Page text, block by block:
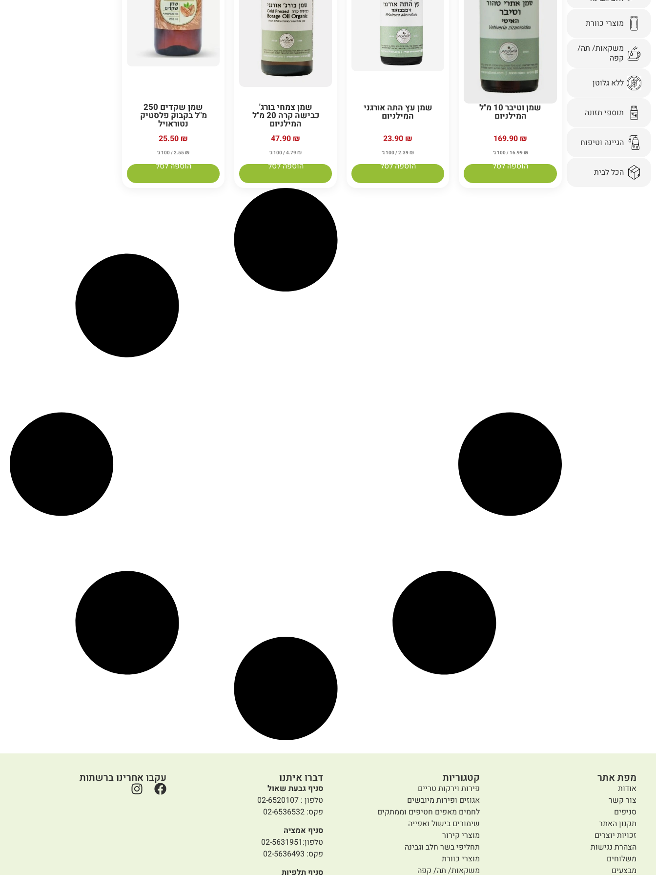
מוצרי כוורת
משקאות/ תה/
קפה
ללא גלוטן
תוספי תזונה
הגיינה וטיפוח
הכל לבית
שמן וטיבר 10 מ"ל
המילניום
169.90 ₪
16.99 ₪ / 100 ג׳
הוספה לסל
שמן עץ התה אורגני
המילניום
23.90 ₪
2.39₪ / 100 ג׳
הוספה לסל
שמן צמחי בורג'
כבישה קרה 20 מ"ל
המילניום
47.90 ₪
4.79₪ / 100 ג׳
הוספה לסל
שמן שקדים 250
מ"ל בקבוק פלסטיק
נטוראויל
25.50 ₪
2.55₪ / 100 ג׳
הוספה לסל
מפת אתר
אודות
צור קשר
סניפים
תקנון האתר
זכויות יוצרים
הצהרת נגישות
משלוחים
מבצעים
קטגוריות
פירות וירקות טריים
אגוזים ופירות מיובשים
לחמים מאפים חטיפים וממתקים
שימורים בישול ואפייה
מוצרי קירור
תחליפי בשר חלב וגבינה
מוצרי כוורת
משקאות/ תה/ קפה
דברו איתנו
סניף גבעת שאול
טלפון : 02-6520107
פקס: 02-6536532
סניף אמציה
טלפון:02-5631951
פקס: 02-5636493
עקבו אחרינו ברשתות